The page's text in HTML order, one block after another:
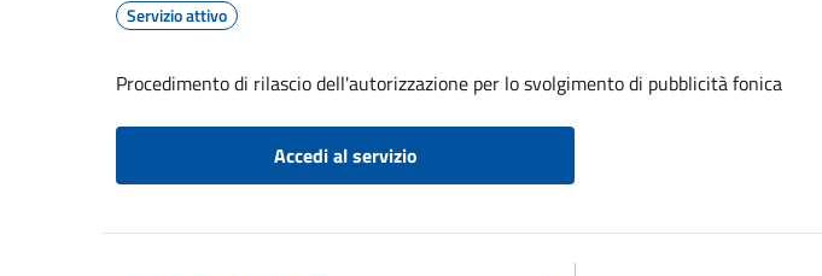
Servizio attivo
Procedimento di rilascio dell'autorizzazione per lo svolgimento di pubblicità fonica
Accedi al servizio